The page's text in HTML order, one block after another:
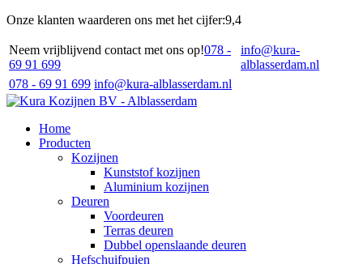
Onze klanten waarderen ons met het cijfer:9,4
Neem vrijblijvend contact met ons op!078 -
69 91 699
info@kura-
alblasserdam.nl
078 - 69 91 699 info@kura-alblasserdam.nl
Home
Producten
Kozijnen
Kunststof kozijnen
Aluminium kozijnen
Deuren
Voordeuren
Terras deuren
Dubbel openslaande deuren
Hefschuifpuien